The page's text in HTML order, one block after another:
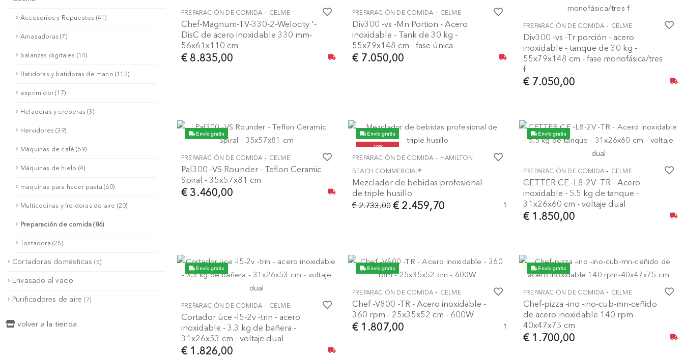
Accesorios y Repuestos (41)
Amasadoras (7)
balanzas digitales (14)
Batidoras y batidoras de mano (112)
exprimidor (17)
Heladeras y creperas (3)
Hervidores (39)
Máquinas de café (59)
Máquinas de hielo (4)
maquinas para hacer pasta (60)
Multicocinas y freidoras de aire (20)
Preparación de comida (86)
Tostadora (25)
Cortadoras domésticas(5)
Envasado al vacío
Purificadores de aire(7)
volver a la tienda
PREPARACIÓN DE COMIDA - CELME
Chef-Magnum-TV-330-2-Welocity '-
DisC de acero inoxidable 330 mm-
56x61x110 cm
€ 8.835,00
PREPARACIÓN DE COMIDA - CELME
Div300 -vs -Mn Portion - Acero
inoxidable - Tank de 30 kg -
55x79x148 cm - fase única
€ 7.050,00
PREPARACIÓN DE COMIDA - CELME
Div300 -vs -Tr porción - acero
inoxidable - tanque de 30 kg -
55x79x148 cm - fase monofásica/tres
f
€ 7.050,00
Envío gratis
PREPARACIÓN DE COMIDA - CELME
Pal300 -VS Rounder - Teflon Ceramic
Spiral - 35x57x81 cm
€ 3.460,00
Envío gratis
-10%
PREPARACIÓN DE COMIDA - HAMILTON
BEACH COMMERCIAL®
Mezclador de bebidas profesional
de triple husillo
€ 2.459,70
€ 2.733,00 1
Envío gratis
PREPARACIÓN DE COMIDA - CELME
CETTER CE -L8-2V -TR - Acero
inoxidable - 5.5 kg de tanque -
31x26x60 cm - voltaje dual
€ 1.850,00
Envío gratis
PREPARACIÓN DE COMIDA - CELME
Cortador ùce -l5-2v -trin - acero
inoxidable - 3.3 kg de bañera -
31x26x53 cm - voltaje dual
€ 1.826,00
Envío gratis
PREPARACIÓN DE COMIDA - CELME
Chef -V800 -TR - Acero inoxidable -
360 rpm - 25x35x52 cm - 600W
€ 1.807,00 1
Envío gratis
PREPARACIÓN DE COMIDA - CELME
Chef-pizza -ino -ino-cub-mn-ceñido
de acero inoxidable 140 rpm-
40x47x75 cm
€ 1.700,00